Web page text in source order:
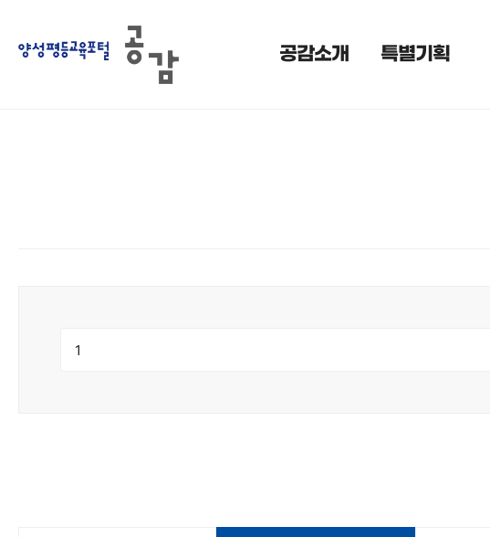
공감소개 특별기획
contents like '%1%') and b.useYn ='Y' order by regdate desc limit 10 offset 0) T